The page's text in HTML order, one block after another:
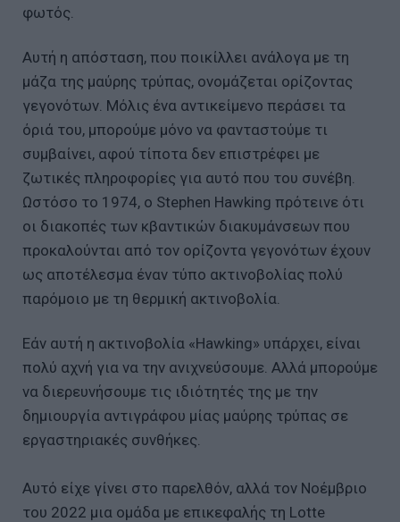
φωτός.
Αυτή η απόσταση, που ποικίλλει ανάλογα με τη
μάζα της μαύρης τρύπας, ονομάζεται ορίζοντας
γεγονότων. Μόλις ένα αντικείμενο περάσει τα
όριά του, μπορούμε μόνο να φανταστούμε τι
συμβαίνει, αφού τίποτα δεν επιστρέφει με
ζωτικές πληροφορίες για αυτό που του συνέβη.
Ωστόσο το 1974, ο Stephen Hawking πρότεινε ότι
οι διακοπές των κβαντικών διακυμάνσεων που
προκαλούνται από τον ορίζοντα γεγονότων έχουν
ως αποτέλεσμα έναν τύπο ακτινοβολίας πολύ
παρόμοιο με τη θερμική ακτινοβολία.
Εάν αυτή η ακτινοβολία «Hawking» υπάρχει, είναι
πολύ αχνή για να την ανιχνεύσουμε. Αλλά μπορούμε
να διερευνήσουμε τις ιδιότητές της με την
δημιουργία αντιγράφου μίας μαύρης τρύπας σε
εργαστηριακές συνθήκες.
Αυτό είχε γίνει στο παρελθόν, αλλά τον Νοέμβριο
του 2022 μια ομάδα με επικεφαλής τη Lotte